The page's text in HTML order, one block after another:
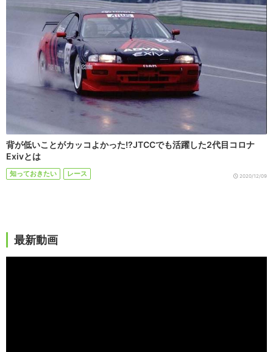
背が低いことがカッコよかった!?JTCCでも活躍した2代目コロナ
Exivとは
知っておきたい レース 2020/12/09
最新動画